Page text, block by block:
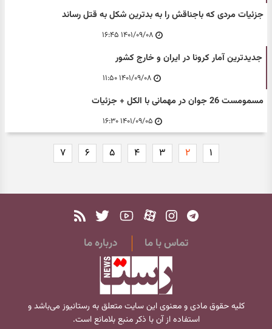
جزئیات مردی که باجناقش را به بدترین شکل به قتل رساند
۱۴۰۱/۰۹/۰۸ ۱۶:۴۵
جدیدترین آمار کرونا در ایران و خارج کشور
۱۴۰۱/۰۹/۰۸ ۱۱:۵۰
مسمومست 26 جوان در مهمانی با الکل + جزئیات
۱۴۰۱/۰۹/۰۵ ۱۶:۳۰
۱ ۲ ۳ ۴ ۵ ۶ ۷
تماس با ما درباره ما
کلیه حقوق مادی و معنوی این سایت متعلق به رستانیوز می‌باشد و
استفاده از آن با ذکر منبع بلامانع است.